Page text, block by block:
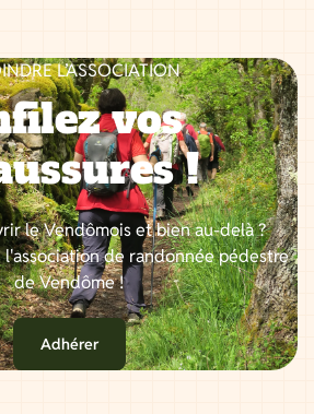
L’ASSOCIATION
vos
!
le Vendômois et bien au-delà ?
l'association de randonnée pédestre
de Vendôme !
Adhérer